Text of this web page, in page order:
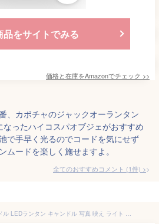
品をサイトでみる
価格と在庫をAmazonでチェック >>
、カボチャのジャックオーランタン
ったハイコスパオブジェがおすすめ
で手早く光るのでコードを気にせず
ムードを楽しく施せますよ。
全てのおすすめコメント (1件) >
ハロウィン LEDキャンドル LEDランタン キャンドル 写真 映え ライト クリスマス インテリア キャンプ イベント 吊り下げ おしゃれ 吊り下げ式ランタン 写真 映え 揺れる ゆれる LEDライト 電池式 キャンプライト 置き型